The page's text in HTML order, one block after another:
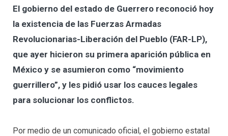
El gobierno del estado de Guerrero reconoció hoy
la existencia de las Fuerzas Armadas
Revolucionarias-Liberación del Pueblo (FAR-LP),
que ayer hicieron su primera aparición pública en
México y se asumieron como “movimiento
guerrillero”, y les pidió usar los cauces legales
para solucionar los conflictos.
Por medio de un comunicado oficial, el gobierno estatal